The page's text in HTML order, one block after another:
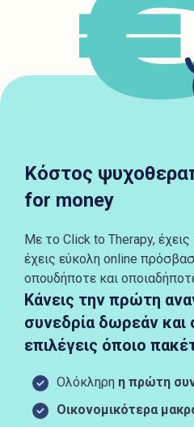
Κόστος
for money
Με το Click to Therapy,
έχεις εύκολη online
οπουδήποτε και
Κάνεις την πρώτη
συνεδρία δωρεάν και
επιλέγεις όποιο
Ολόκληρη η πρώτη
Οικονομικότερα